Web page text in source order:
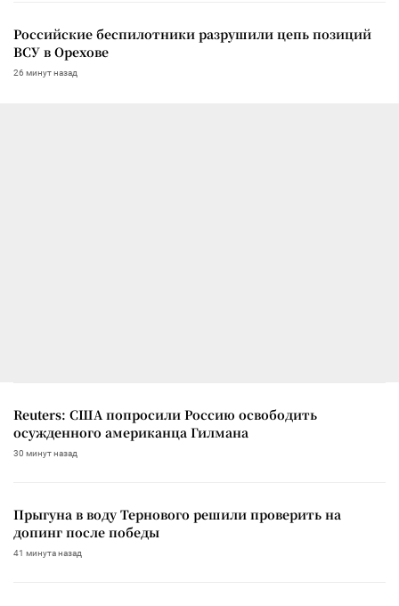
Российские беспилотники разрушили цепь позиций
ВСУ в Орехове
26 минут назад
Reuters: США попросили Россию освободить
осужденного американца Гилмана
30 минут назад
Прыгуна в воду Тернового решили проверить на
допинг после победы
41 минута назад